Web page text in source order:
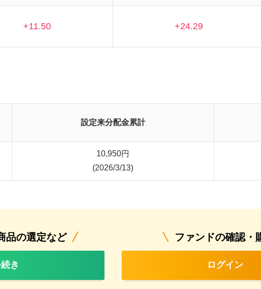
+11.50 +24.29
設定来分配金累計
10,950円
(2026/3/13)
品の選定など
き
ファンドの確認・
ログイン